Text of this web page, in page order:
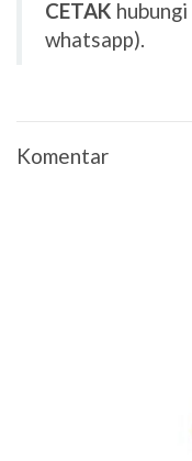
CETAK hubungi
whatsapp).
Komentar